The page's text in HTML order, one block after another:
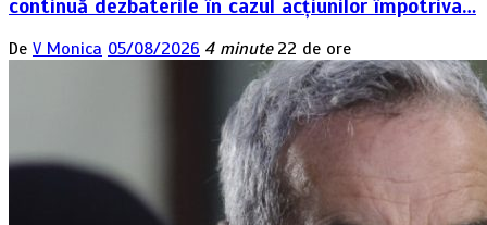
continuă dezbaterile în cazul acțiunilor împotriva…
De V Monica 05/08/2026 4 minute 22 de ore